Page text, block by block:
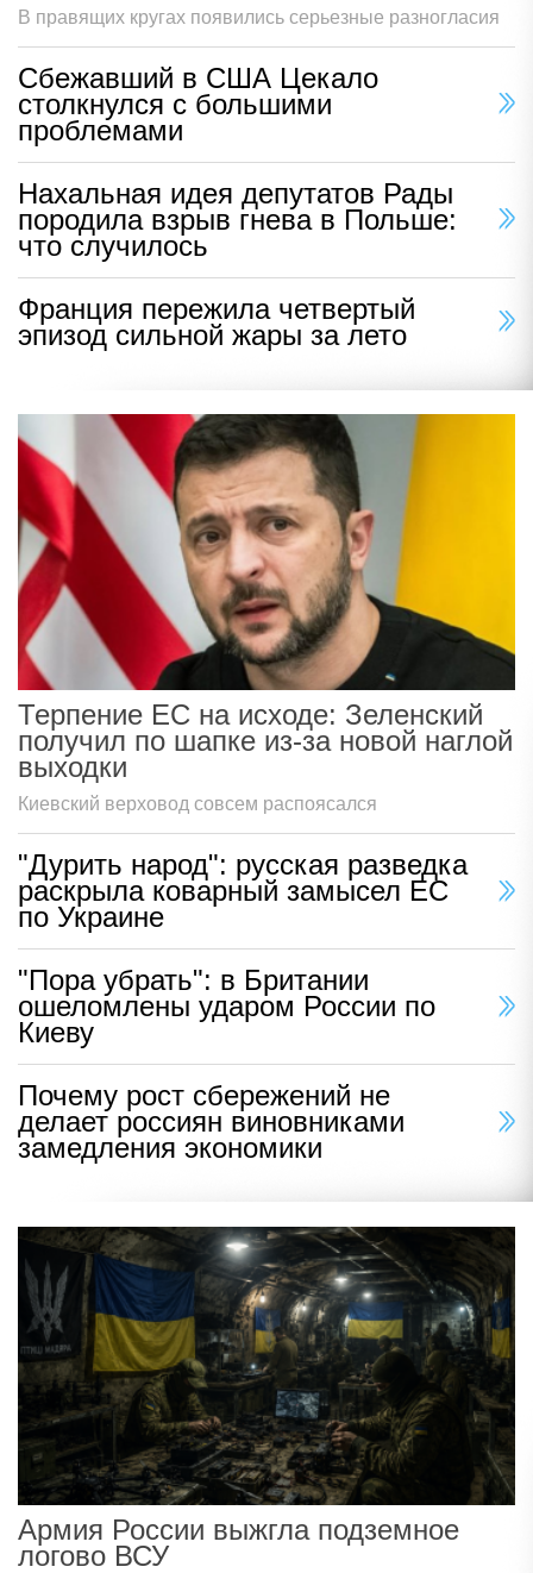
В правящих кругах появились серьезные разногласия
Сбежавший в США Цекало
столкнулся с большими
проблемами
Нахальная идея депутатов Рады
породила взрыв гнева в Польше:
что случилось
Франция пережила четвертый
эпизод сильной жары за лето
Терпение ЕС на исходе: Зеленский
получил по шапке из-за новой наглой
выходки
Киевский верховод совсем распоясался
"Дурить народ": русская разведка
раскрыла коварный замысел ЕС
по Украине
"Пора убрать": в Британии
ошеломлены ударом России по
Киеву
Почему рост сбережений не
делает россиян виновниками
замедления экономики
Армия России выжгла подземное
логово ВСУ